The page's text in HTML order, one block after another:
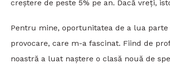
creștere de peste 5% pe an. Dacă vreți,
Pentru mine, oportunitatea de a lua
provocare, care m-a fascinat. Fiind de
noastră a luat naștere o clasă nouă de